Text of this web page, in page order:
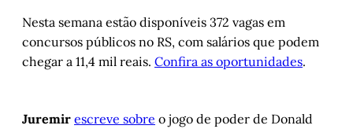
Nesta semana estão disponíveis 372 vagas em
concursos públicos no RS, com salários que podem
chegar a 11,4 mil reais. Confira as oportunidades.
Juremir escreve sobre o jogo de poder de Donald